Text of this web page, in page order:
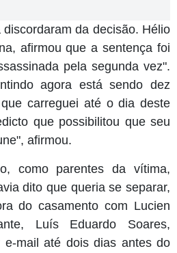
da decisão. Hélio
afirmou que a sentença foi
pela segunda vez".
agora está sendo dez
carreguei até o dia deste
que possibilitou que seu
afirmou.
como parentes da vítima,
dito que queria se separar,
do casamento com Lucien
Luís Eduardo Soares,
e-mail até dois dias antes do